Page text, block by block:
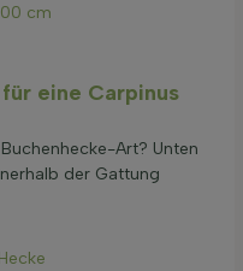
cm
eine Carpinus
Art? Unten
der Gattung